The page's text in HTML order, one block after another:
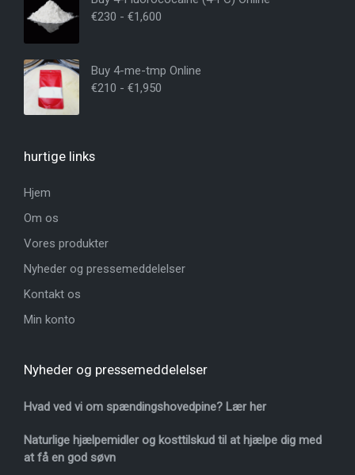
€230 - €1,600
Buy 4-me-tmp Online
€210 - €1,950
hurtige links
Hjem
Om os
Vores produkter
Nyheder og pressemeddelelser
Kontakt os
Min konto
Nyheder og pressemeddelelser
Hvad ved vi om spændingshovedpine? Lær her
Naturlige hjælpemidler og kosttilskud til at hjælpe dig med
at få en god søvn